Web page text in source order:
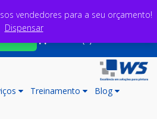
Treinamento
Blog
vendedores para a seu orçamento!
Dispensar